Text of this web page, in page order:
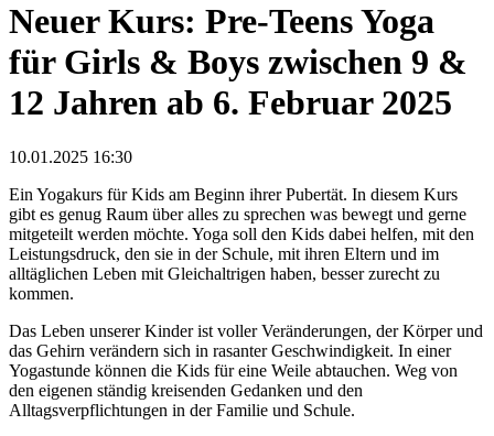
Neuer Kurs: Pre-Teens Yoga
für Girls & Boys zwischen 9 &
12 Jahren ab 6. Februar 2025
10.01.2025 16:30
Ein Yogakurs für Kids am Beginn ihrer Pubertät. In diesem Kurs
gibt es genug Raum über alles zu sprechen was bewegt und gerne
mitgeteilt werden möchte. Yoga soll den Kids dabei helfen, mit den
Leistungsdruck, den sie in der Schule, mit ihren Eltern und im
alltäglichen Leben mit Gleichaltrigen haben, besser zurecht zu
kommen.
Das Leben unserer Kinder ist voller Veränderungen, der Körper und
das Gehirn verändern sich in rasanter Geschwindigkeit. In einer
Yogastunde können die Kids für eine Weile abtauchen. Weg von
den eigenen ständig kreisenden Gedanken und den
Alltagsverpflichtungen in der Familie und Schule.